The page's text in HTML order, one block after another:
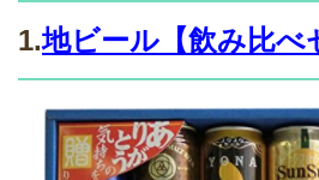
1.地ビール【飲み比べ